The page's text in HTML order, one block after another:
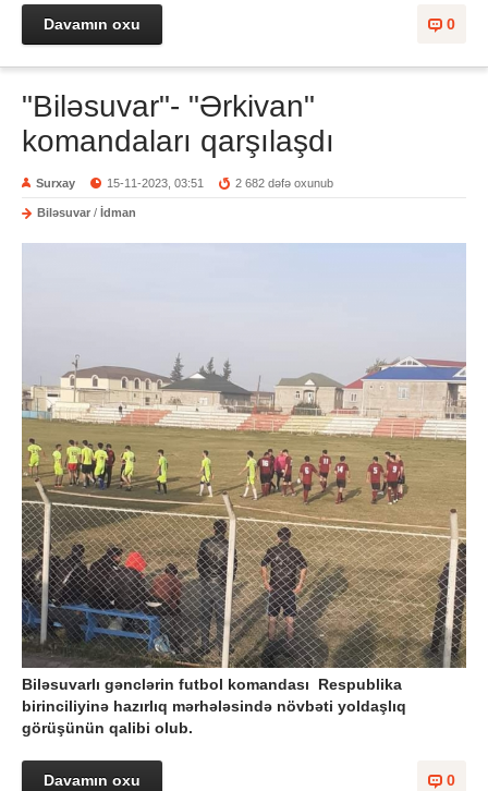
0
Davamın oxu
"Biləsuvar"- "Ərkivan"
komandaları qarşılaşdı
Surxay 15-11-2023, 03:51 2 682 dəfə oxunub
Biləsuvar / İdman
Biləsuvarlı gənclərin futbol komandası Respublika
birinciliyinə hazırlıq mərhələsində növbəti yoldaşlıq
görüşünün qalibi olub.
0
Davamın oxu